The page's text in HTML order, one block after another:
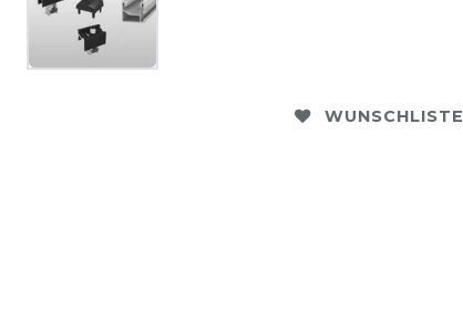
WUNSCHLISTE